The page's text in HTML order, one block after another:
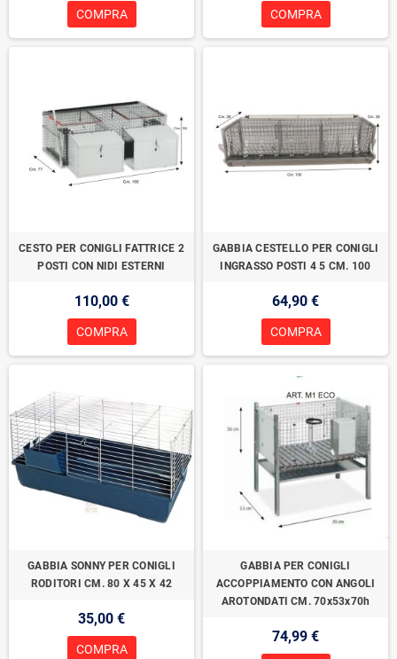
COMPRA COMPRA
CESTO PER CONIGLI FATTRICE 2
POSTI CON NIDI ESTERNI
110,00 €
COMPRA
GABBIA CESTELLO PER CONIGLI
INGRASSO POSTI 4 5 CM. 100
64,90 €
COMPRA
GABBIA SONNY PER CONIGLI
RODITORI CM. 80 X 45 X 42
35,00 €
COMPRA
GABBIA PER CONIGLI
ACCOPPIAMENTO CON ANGOLI
AROTONDATI CM. 70x53x70h
74,99 €